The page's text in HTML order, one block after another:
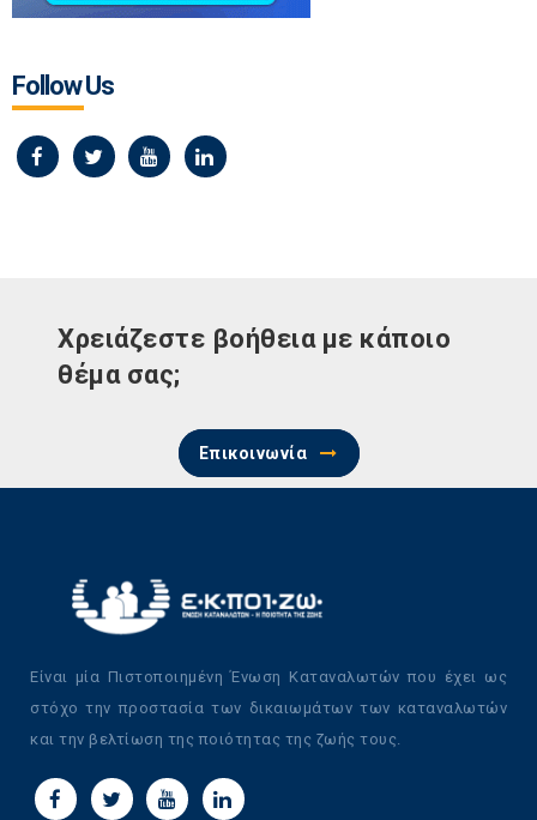
Follow Us
Χρειάζεστε βοήθεια με κάποιο
θέμα σας;
Επικοινωνία
Είναι μία Πιστοποιημένη Ένωση Καταναλωτών που έχει ως
στόχο την προστασία των δικαιωμάτων των καταναλωτών
και την βελτίωση της ποιότητας της ζωής τους.